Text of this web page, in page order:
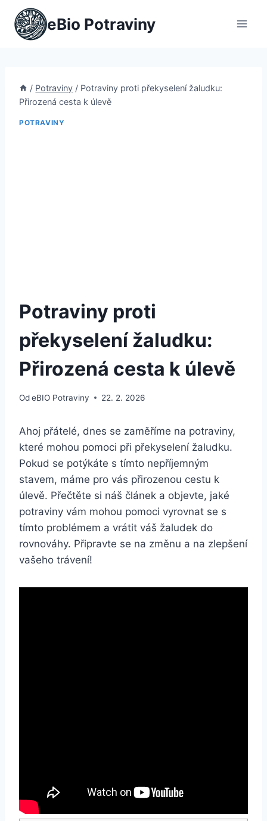
Přeskočit
obsah
eBio Potraviny
/ Potraviny / Potraviny proti překyselení žaludku:
Přirozená cesta k úlevě
POTRAVINY
Potraviny proti
překyselení žaludku:
Přirozená cesta k úlevě
OdeBIO Potraviny 22. 2. 2026
Ahoj přátelé, dnes se zaměříme na potraviny,
které mohou pomoci při překyselení žaludku.
Pokud se potýkáte s tímto nepříjemným
stavem, máme pro vás přirozenou cestu k
úlevě. Přečtěte si náš článek a objevte, jaké
potraviny vám mohou pomoci vyrovnat se s
tímto problémem a vrátit váš žaludek do
rovnováhy. Připravte se na změnu a na zlepšení
vašeho trávení!